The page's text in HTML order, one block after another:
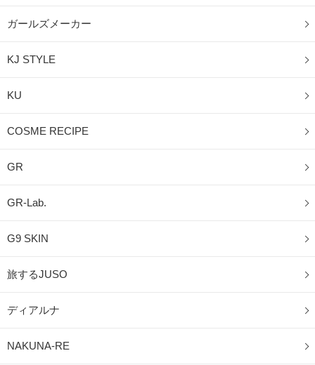
ガールズメーカー
KJ STYLE
KU
COSME RECIPE
GR
GR-Lab.
G9 SKIN
旅するJUSO
ディアルナ
NAKUNA-RE